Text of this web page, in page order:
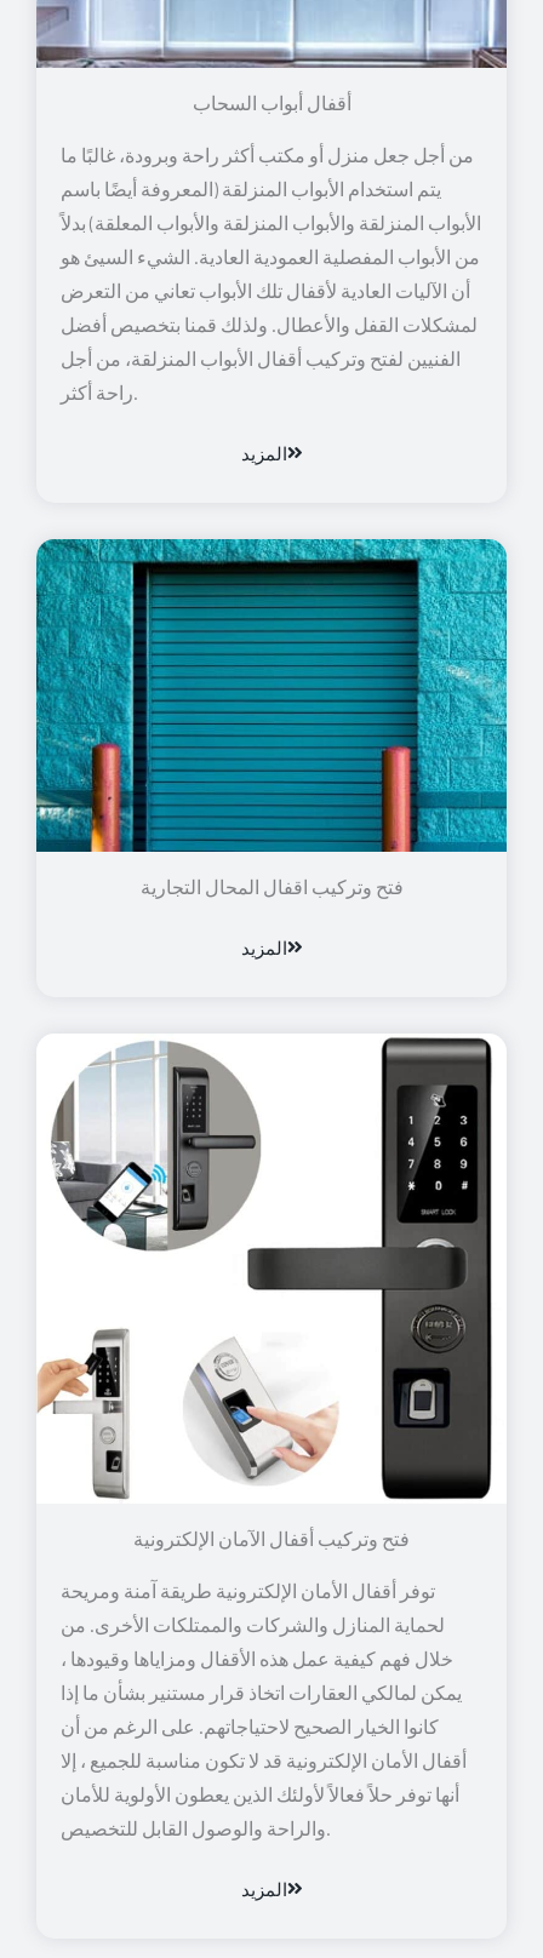
أقفال أبواب السحاب
من أجل جعل منزل أو مكتب أكثر راحة وبرودة، غالبًا ما
يتم استخدام الأبواب المنزلقة (المعروفة أيضًا باسم
الأبواب المنزلقة والأبواب المنزلقة والأبواب المعلقة) بدلاً
من الأبواب المفصلية العمودية العادية. الشيء السيئ هو
أن الآليات العادية لأقفال تلك الأبواب تعاني من التعرض
لمشكلات القفل والأعطال. ولذلك قمنا بتخصيص أفضل
الفنيين لفتح وتركيب أقفال الأبواب المنزلقة، من أجل
راحة أكثر.
المزيد
فتح وتركيب اقفال المحال التجارية
المزيد
توفر أقفال الأمان الإلكترونية طريقة آمنة ومريحة
لحماية المنازل والشركات والممتلكات الأخرى. من
خلال فهم كيفية عمل هذه الأقفال ومزاياها وقيودها ،
يمكن لمالكي العقارات اتخاذ قرار مستنير بشأن ما إذا
كانوا الخيار الصحيح لاحتياجاتهم. على الرغم من أن
أقفال الأمان الإلكترونية قد لا تكون مناسبة للجميع ، إلا
أنها توفر حلاً فعالاً لأولئك الذين يعطون الأولوية للأمان
والراحة والوصول القابل للتخصيص.
المزيد